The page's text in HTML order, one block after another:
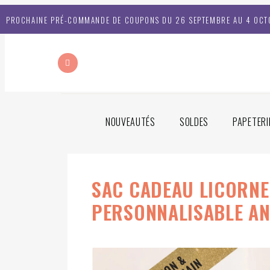
PROCHAINE PRÉ-COMMANDE DE COUPONS DU 26 SEPTEMBRE AU 4
NOUVEAUTÉS SOLDES
SAC CADEAU
PERSONNALISABLE